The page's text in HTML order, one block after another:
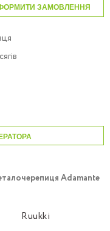
ЗАМОВЛЕННЯ
Adamante
Ruukki